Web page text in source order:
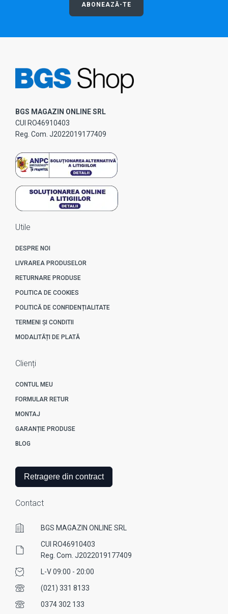
ABONEAZĂ-TE
BGS MAGAZIN ONLINE SRL
CUI RO46910403
Reg. Com. J2022019177409
Utile
DESPRE NOI
LIVRAREA PRODUSELOR
RETURNARE PRODUSE
POLITICA DE COOKIES
POLITICĂ DE CONFIDENȚIALITATE
TERMENI ȘI CONDITII
MODALITĂȚI DE PLATĂ
Clienți
CONTUL MEU
FORMULAR RETUR
MONTAJ
GARANȚIE PRODUSE
BLOG
Retragere din contract
Contact
BGS MAGAZIN ONLINE SRL
CUI RO46910403
Reg. Com. J2022019177409
L-V 09:00 - 20:00
(021) 331 8133
0374 302 133